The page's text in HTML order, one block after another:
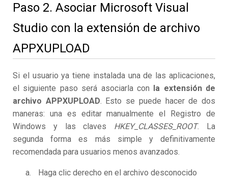
Paso 2. Asociar Microsoft Visual
Studio con la extensión de archivo
APPXUPLOAD
Si el usuario ya tiene instalada una de las aplicaciones,
el siguiente paso será asociarla con la extensión de
archivo APPXUPLOAD. Esto se puede hacer de dos
maneras: una es editar manualmente el Registro de
Windows y las claves HKEY_CLASSES_ROOT. La
segunda forma es más simple y definitivamente
recomendada para usuarios menos avanzados.
Haga clic derecho en el archivo desconocido